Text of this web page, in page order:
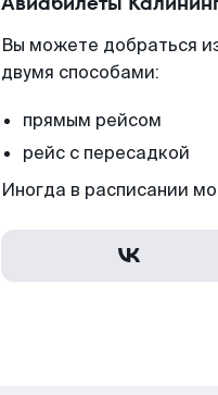
Вы можете добраться
двумя способами:
прямым рейсом
рейс с пересадкой
Иногда в расписании